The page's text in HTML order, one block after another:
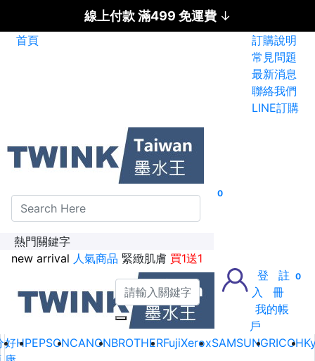
線上付款 滿499 免運費 ↓
首頁
碳粉匣全面特惠價
訂購說明
常見問題
最新消息
聯絡我們
LINE訂購
熱門關鍵字
new arrival 人氣商品 緊緻肌膚 買1送1
0
登
入
註
冊
我的帳
戶
0
好HPEPSONCANONBROTHERFujiXeroxSAMSUNGRICOH